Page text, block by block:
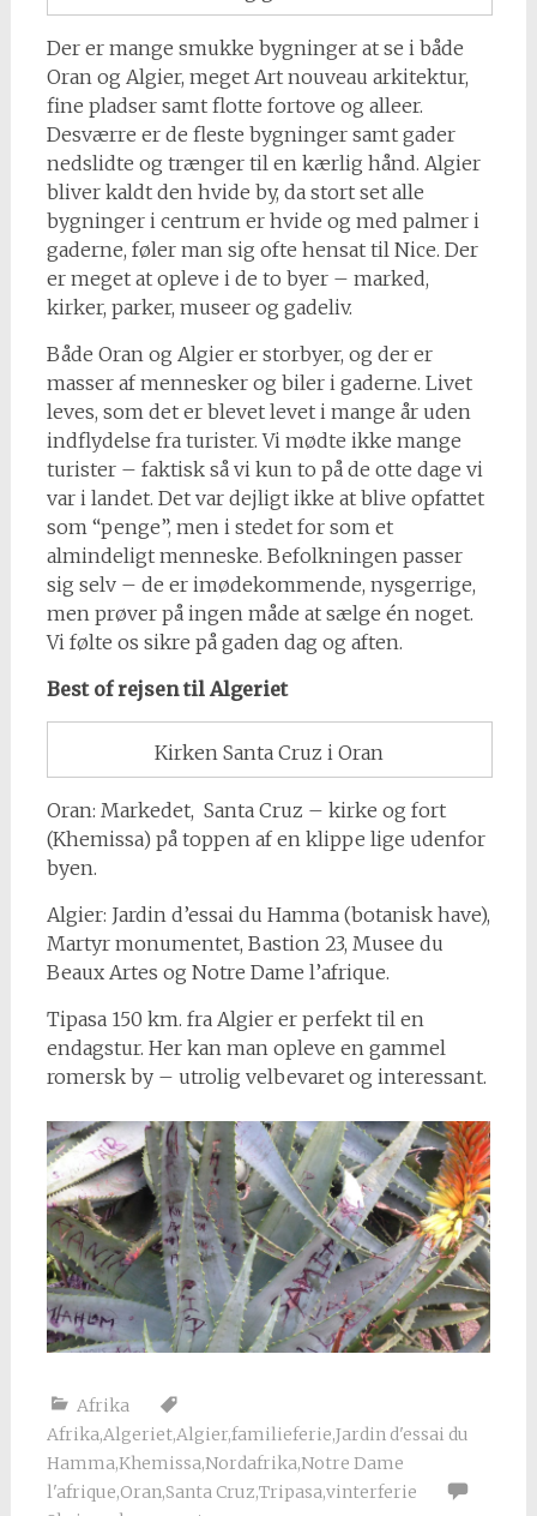
Der er mange smukke bygninger at se i både
Oran og Algier, meget Art nouveau arkitektur,
fine pladser samt flotte fortove og alleer.
Desværre er de fleste bygninger samt gader
nedslidte og trænger til en kærlig hånd. Algier
bliver kaldt den hvide by, da stort set alle
bygninger i centrum er hvide og med palmer i
gaderne, føler man sig ofte hensat til Nice. Der
er meget at opleve i de to byer – marked,
kirker, parker, museer og gadeliv.
Både Oran og Algier er storbyer, og der er
masser af mennesker og biler i gaderne. Livet
leves, som det er blevet levet i mange år uden
indflydelse fra turister. Vi mødte ikke mange
turister – faktisk så vi kun to på de otte dage vi
var i landet. Det var dejligt ikke at blive opfattet
som “penge”, men i stedet for som et
almindeligt menneske. Befolkningen passer
sig selv – de er imødekommende, nysgerrige,
men prøver på ingen måde at sælge én noget.
Vi følte os sikre på gaden dag og aften.
Best of rejsen til Algeriet
Kirken Santa Cruz i Oran
Oran: Markedet, Santa Cruz – kirke og fort
(Khemissa) på toppen af en klippe lige udenfor
byen.
Algier: Jardin d’essai du Hamma (botanisk have),
Martyr monumentet, Bastion 23, Musee du
Beaux Artes og Notre Dame l’afrique.
Tipasa 150 km. fra Algier er perfekt til en
endagstur. Her kan man opleve en gammel
romersk by – utrolig velbevaret og interessant.
Afrika
Afrika,Algeriet,Algier,familieferie,Jardin d'essai du
Hamma,Khemissa,Nordafrika,Notre Dame
l'afrique,Oran,Santa Cruz,Tripasa,vinterferie